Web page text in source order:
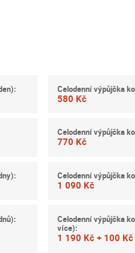
Celodenní výpůjčka
580 Kč
Celodenní výpůjčka
770 Kč
Celodenní výpůjčka
1 090 Kč
Celodenní výpůjčka
více):
1 190 Kč + 100 Kč